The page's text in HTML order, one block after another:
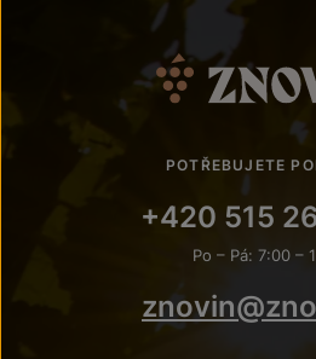
POTŘEBUJETE
+420 515
Po – Pá: 7:00 –